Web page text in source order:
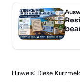
Hinweis: Diese